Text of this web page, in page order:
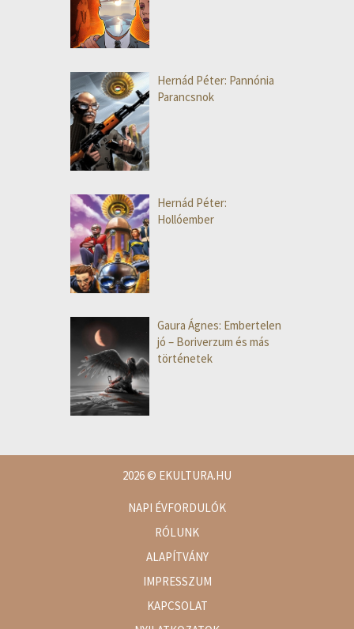
Hernád Péter: Pannónia
Parancsnok
Hernád Péter:
Hollóember
Gaura Ágnes: Embertelen
jó – Boriverzum és más
történetek
2026© EKULTURA.HU
NAPI ÉVFORDULÓK
RÓLUNK
ALAPÍTVÁNY
IMPRESSZUM
KAPCSOLAT